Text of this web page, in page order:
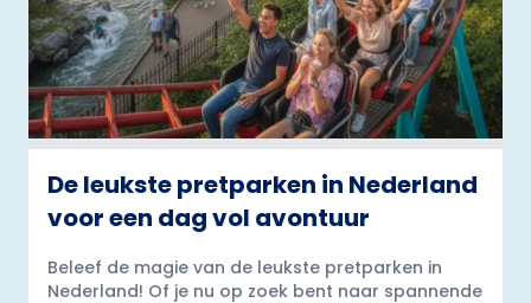
De leukste pretparken in Nederland
voor een dag vol avontuur
Beleef de magie van de leukste pretparken in
Nederland! Of je nu op zoek bent naar spannende